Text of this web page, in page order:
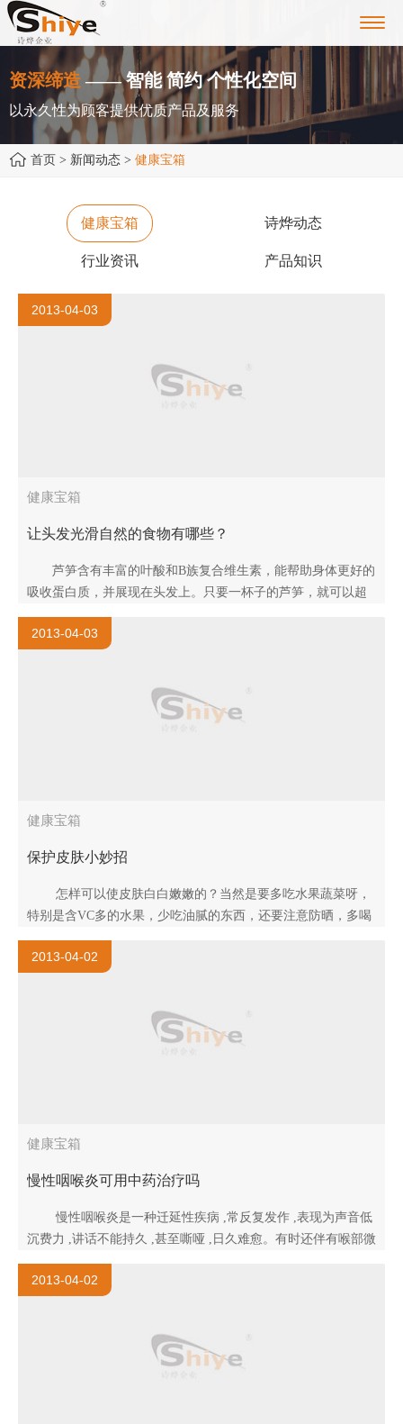
资深缔造 —— 智能 简约 个性化空间
以永久性为顾客提供优质产品及服务
首页 > 新闻动态 > 健康宝箱
健康宝箱 诗烨动态
行业资讯 产品知识
2013-04-03
健康宝箱
让头发光滑自然的食物有哪些？
芦笋含有丰富的叶酸和B族复合维生素，能帮助身体更好的
吸收蛋白质，并展现在头发上。只要一杯子的芦笋，就可以超
过你每天所需一半的蛋白。这一点相当的重要，因为蛋白质摄
入的不足将会导..
2013-04-03
健康宝箱
保护皮肤小妙招
怎样可以使皮肤白白嫩嫩的？当然是要多吃水果蔬菜呀，
特别是含VC多的水果，少吃油腻的东西，还要注意防晒，多喝
水。 想使皮肤白白嫩嫩的还要在平..
2013-04-02
健康宝箱
慢性咽喉炎可用中药治疗吗
慢性咽喉炎是一种迁延性疾病 ,常反复发作 ,表现为声音低
沉费力 ,讲话不能持久 ,甚至嘶哑 ,日久难愈。有时还伴有喉部微
痛不适 ,干燥、喉痒 ,干咳少痰 ,讲话时常..
2013-04-02